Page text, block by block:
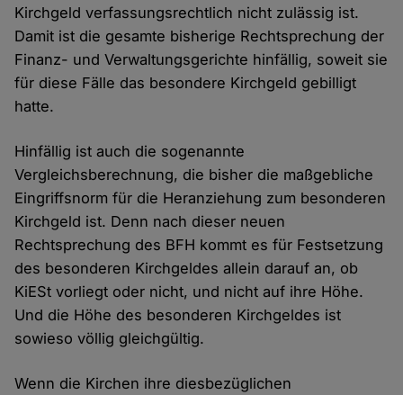
Kirchgeld verfassungsrechtlich nicht zulässig ist.
Damit ist die gesamte bisherige Rechtsprechung der
Finanz- und Verwaltungsgerichte hinfällig, soweit sie
für diese Fälle das besondere Kirchgeld gebilligt
hatte.
Hinfällig ist auch die sogenannte
Vergleichsberechnung, die bisher die maßgebliche
Eingriffsnorm für die Heranziehung zum besonderen
Kirchgeld ist. Denn nach dieser neuen
Rechtsprechung des BFH kommt es für Festsetzung
des besonderen Kirchgeldes allein darauf an, ob
KiESt vorliegt oder nicht, und nicht auf ihre Höhe.
Und die Höhe des besonderen Kirchgeldes ist
sowieso völlig gleichgültig.
Wenn die Kirchen ihre diesbezüglichen